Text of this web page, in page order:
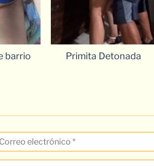
barrio
Primita Detonada